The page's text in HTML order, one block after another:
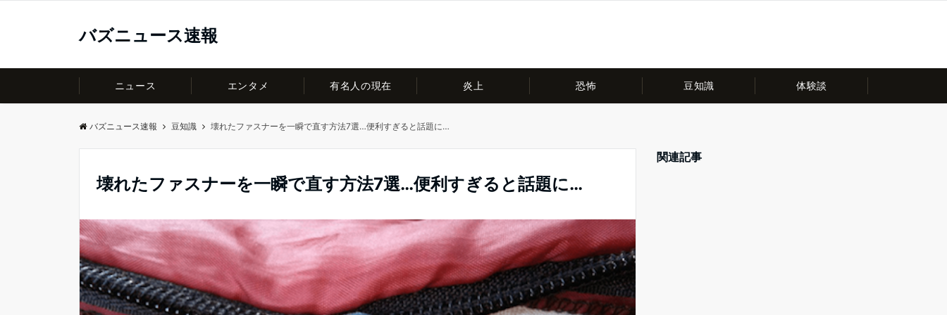
バズニュース速報
ニュース エンタメ 有名人の現在 炎上 恐怖 豆知識 体験談
バズニュース速報 豆知識 壊れたファスナーを一瞬で直す方法7選…便利すぎると話題に…
壊れたファスナーを一瞬で直す方法7選…便利すぎると話題に…
関連記事